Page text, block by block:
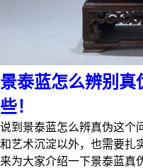
景泰蓝怎么辨别真
些！
说到景泰蓝怎么辨真伪这个
和艺术沉淀以外，也需要扎
来为大家介绍一下景泰蓝真